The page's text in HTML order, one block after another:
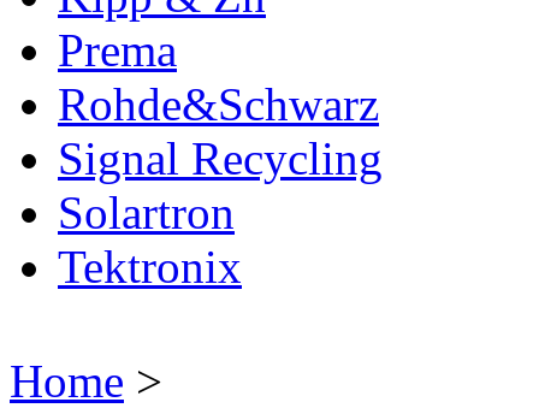
Prema
Rohde&Schwarz
Signal Recycling
Solartron
Tektronix
Home >